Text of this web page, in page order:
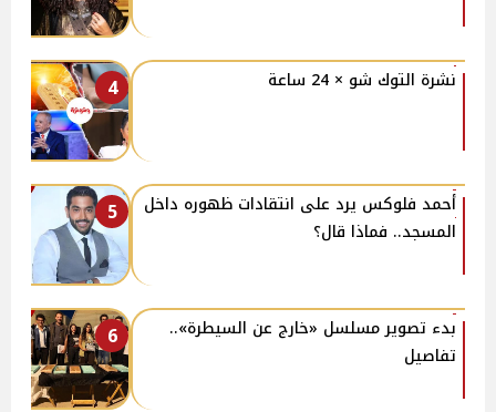
4 نشرة التوك شو × 24 ساعة
5
أحمد فلوكس يرد على انتقادات ظهوره داخل
المسجد.. فماذا قال؟
6
بدء تصوير مسلسل «خارج عن السيطرة»..
تفاصيل